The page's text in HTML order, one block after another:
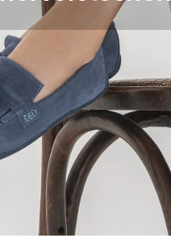
Bedingungen
Bedingungen